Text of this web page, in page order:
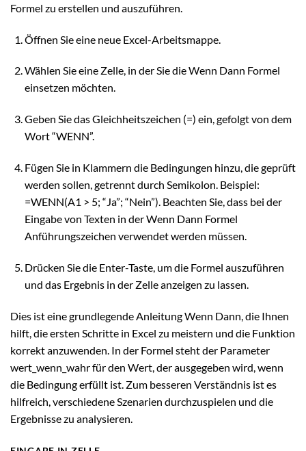
Formel zu erstellen und auszuführen.
Öffnen Sie eine neue Excel-Arbeitsmappe.
Wählen Sie eine Zelle, in der Sie die Wenn Dann Formel
einsetzen möchten.
Geben Sie das Gleichheitszeichen (=) ein, gefolgt von dem
Wort “WENN”.
Fügen Sie in Klammern die Bedingungen hinzu, die geprüft
werden sollen, getrennt durch Semikolon. Beispiel:
=WENN(A1 > 5; “Ja”; “Nein”). Beachten Sie, dass bei der
Eingabe von Texten in der Wenn Dann Formel
Anführungszeichen verwendet werden müssen.
Drücken Sie die Enter-Taste, um die Formel auszuführen
und das Ergebnis in der Zelle anzeigen zu lassen.
Dies ist eine grundlegende Anleitung Wenn Dann, die Ihnen
hilft, die ersten Schritte in Excel zu meistern und die Funktion
korrekt anzuwenden. In der Formel steht der Parameter
wert_wenn_wahr für den Wert, der ausgegeben wird, wenn
die Bedingung erfüllt ist. Zum besseren Verständnis ist es
hilfreich, verschiedene Szenarien durchzuspielen und die
Ergebnisse zu analysieren.